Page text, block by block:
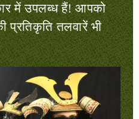
में उपलब्ध हैं! आपको
तलवारें भी